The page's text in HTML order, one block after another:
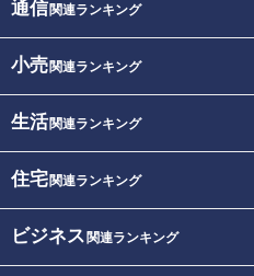
通信関連ランキング
小売関連ランキング
生活関連ランキング
住宅関連ランキング
ビジネス 関連ランキング